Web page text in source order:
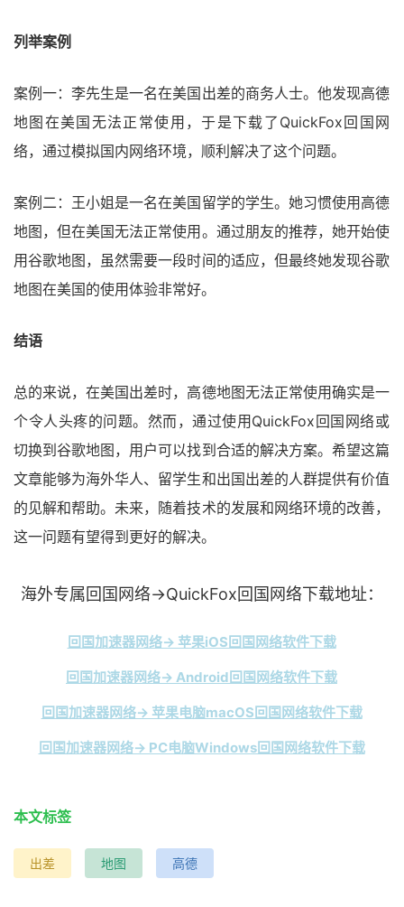
列举案例
案例一：李先生是一名在美国出差的商务人士。他发现高德
地图在美国无法正常使用，于是下载了QuickFox回国网
络，通过模拟国内网络环境，顺利解决了这个问题。
案例二：王小姐是一名在美国留学的学生。她习惯使用高德
地图，但在美国无法正常使用。通过朋友的推荐，她开始使
用谷歌地图，虽然需要一段时间的适应，但最终她发现谷歌
地图在美国的使用体验非常好。
结语
总的来说，在美国出差时，高德地图无法正常使用确实是一
个令人头疼的问题。然而，通过使用QuickFox回国网络或
切换到谷歌地图，用户可以找到合适的解决方案。希望这篇
文章能够为海外华人、留学生和出国出差的人群提供有价值
的见解和帮助。未来，随着技术的发展和网络环境的改善，
这一问题有望得到更好的解决。
海外专属回国网络→QuickFox回国网络下载地址：
回国加速器网络→ 苹果iOS回国网络软件下载
回国加速器网络→ Android回国网络软件下载
回国加速器网络→ 苹果电脑macOS回国网络软件下载
回国加速器网络→ PC电脑Windows回国网络软件下载
本文标签
出差 地图 高德